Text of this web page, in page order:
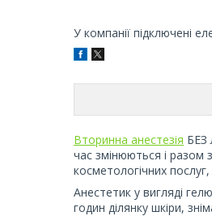
У компанії підключені
Вторинна анестезія БЕЗ
час змінюються і разом
косметологічних
Анестетик у вигляді
годин ділянку шкіри,